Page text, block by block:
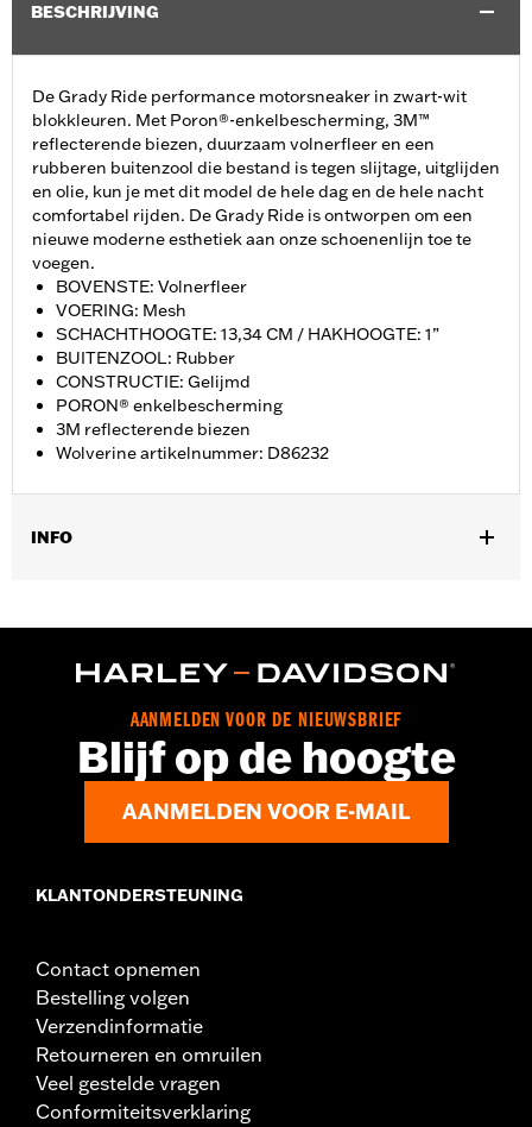
BESCHRIJVING
De Grady Ride performance motorsneaker in zwart-wit
blokkleuren. Met Poron®-enkelbescherming, 3M™
reflecterende biezen, duurzaam volnerfleer en een
rubberen buitenzool die bestand is tegen slijtage, uitglijden
en olie, kun je met dit model de hele dag en de hele nacht
comfortabel rijden. De Grady Ride is ontworpen om een
nieuwe moderne esthetiek aan onze schoenenlijn toe te
voegen.
BOVENSTE: Volnerfleer
VOERING: Mesh
SCHACHTHOOGTE: 13,34 CM / HAKHOOGTE: 1”
BUITENZOOL: Rubber
CONSTRUCTIE: Gelijmd
PORON® enkelbescherming
3M reflecterende biezen
Wolverine artikelnummer: D86232
INFO
GARANTIE:Wolverine Worldwide fabrieksgarantie – Ga naar
Herkomst:Geïmporteerd
Dimension Description:SCHACHTHOOGTE: 13,34 CM /
HAKHOOGTE: 1”
AANMELDEN VOOR DE NIEUWSBRIEF
Blijf op de hoogte
AANMELDEN VOOR E-MAIL
KLANTONDERSTEUNING
Contact opnemen
Bestelling volgen
Verzendinformatie
Retourneren en omruilen
Veel gestelde vragen
Conformiteitsverklaring